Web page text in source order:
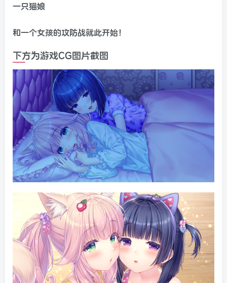
一只猫娘
和一个女孩的攻防战就此开始！
下方为游戏CG图片截图